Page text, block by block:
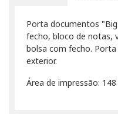
Porta documentos
fecho, bloco de notas,
bolsa com fecho.
exterior.
Área de impressão: